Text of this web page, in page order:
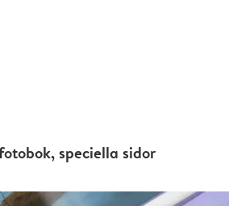
speciella sidor